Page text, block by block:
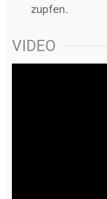
zupfen.
VIDEO